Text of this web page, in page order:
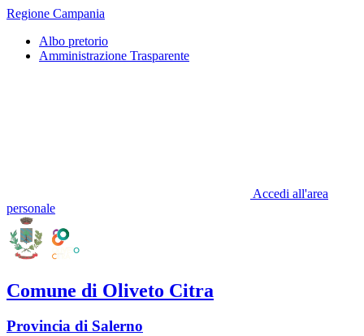
Regione Campania
Albo pretorio
Amministrazione Trasparente
Accedi all'area
personale
Comune di Oliveto Citra
Provincia di Salerno